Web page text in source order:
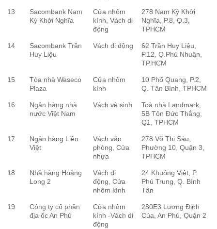
13
Sacombank Nam
Kỳ Khởi Nghĩa
Cửa nhôm
kính, Vách di
động
278 Nam Kỳ Khởi
Nghĩa, P.8, Q.3,
TPHCM
14
Sacombank Trần
Huy Liệu
Vách di động
62 Trần Huy Liệu,
P.12, Q.Phú Nhuận,
TP.HCM
15
Tòa nhà Waseco
Plaza
Cửa nhôm
kính
10 Phổ Quang, P.2,
Q. Tân Bình, TPHCM
16
Ngân hàng nhà
nước Việt Nam
Vách vệ sinh
Toà nhà Landmark,
5B Tôn Đức Thắng,
Q1, TPHCM
17
Ngân hàng Liên
Việt
Vách văn
phòng, Cửa
nhựa
278 Võ Thị Sáu,
Phường 10, Quận 3,
TPHCM
18
Nhà hàng Hoàng
Long 2
Vách di
động, Cửa
nhôm kính
24 Khuông Việt, P.
Phú Trung, Q. Bình
Tân
19
Công ty cổ phần
địa ốc An Phú
Cửa nhôm
kính -Vách di
động
280E3 Lương Định
Của, An Phú, Quận 2